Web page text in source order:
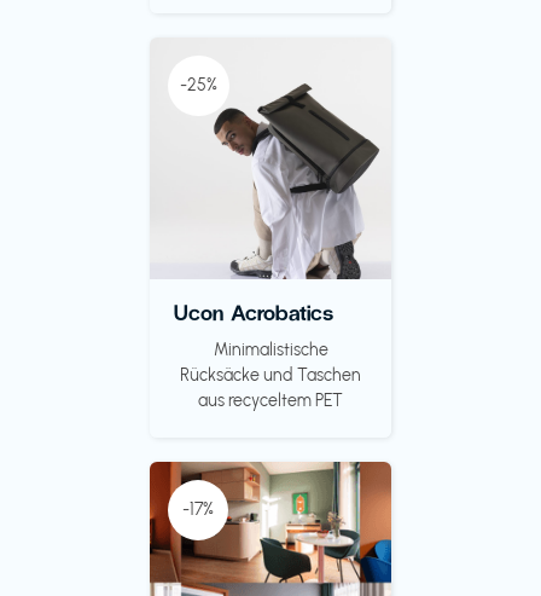
-25%
Ucon Acrobatics
Minimalistische
Rücksäcke und Taschen
aus recyceltem PET
-17%